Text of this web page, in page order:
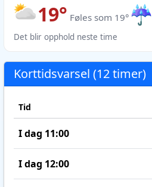
19° Føles som 19° ☔
Det blir opphold neste time
Korttidsvarsel (12 timer)
Tid
I dag 11:00
I dag 12:00